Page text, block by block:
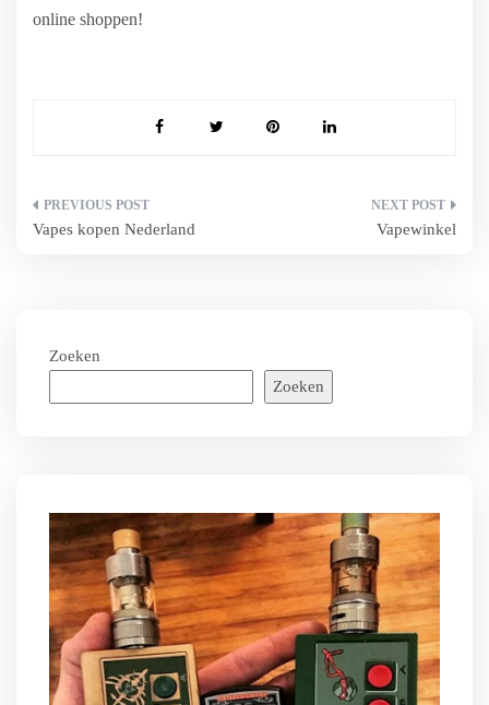
online shoppen!
Bericht
Vapes kopen Nederland Vapewinkel
Zoeken
Zoeken